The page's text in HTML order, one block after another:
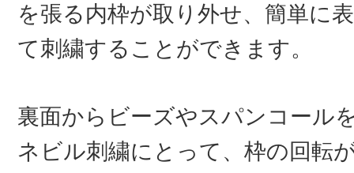
を張る内枠が取り外せ、簡単に
て刺繍することができます。
裏面からビーズやスパンコール
ネビル刺繍にとって、枠の回転